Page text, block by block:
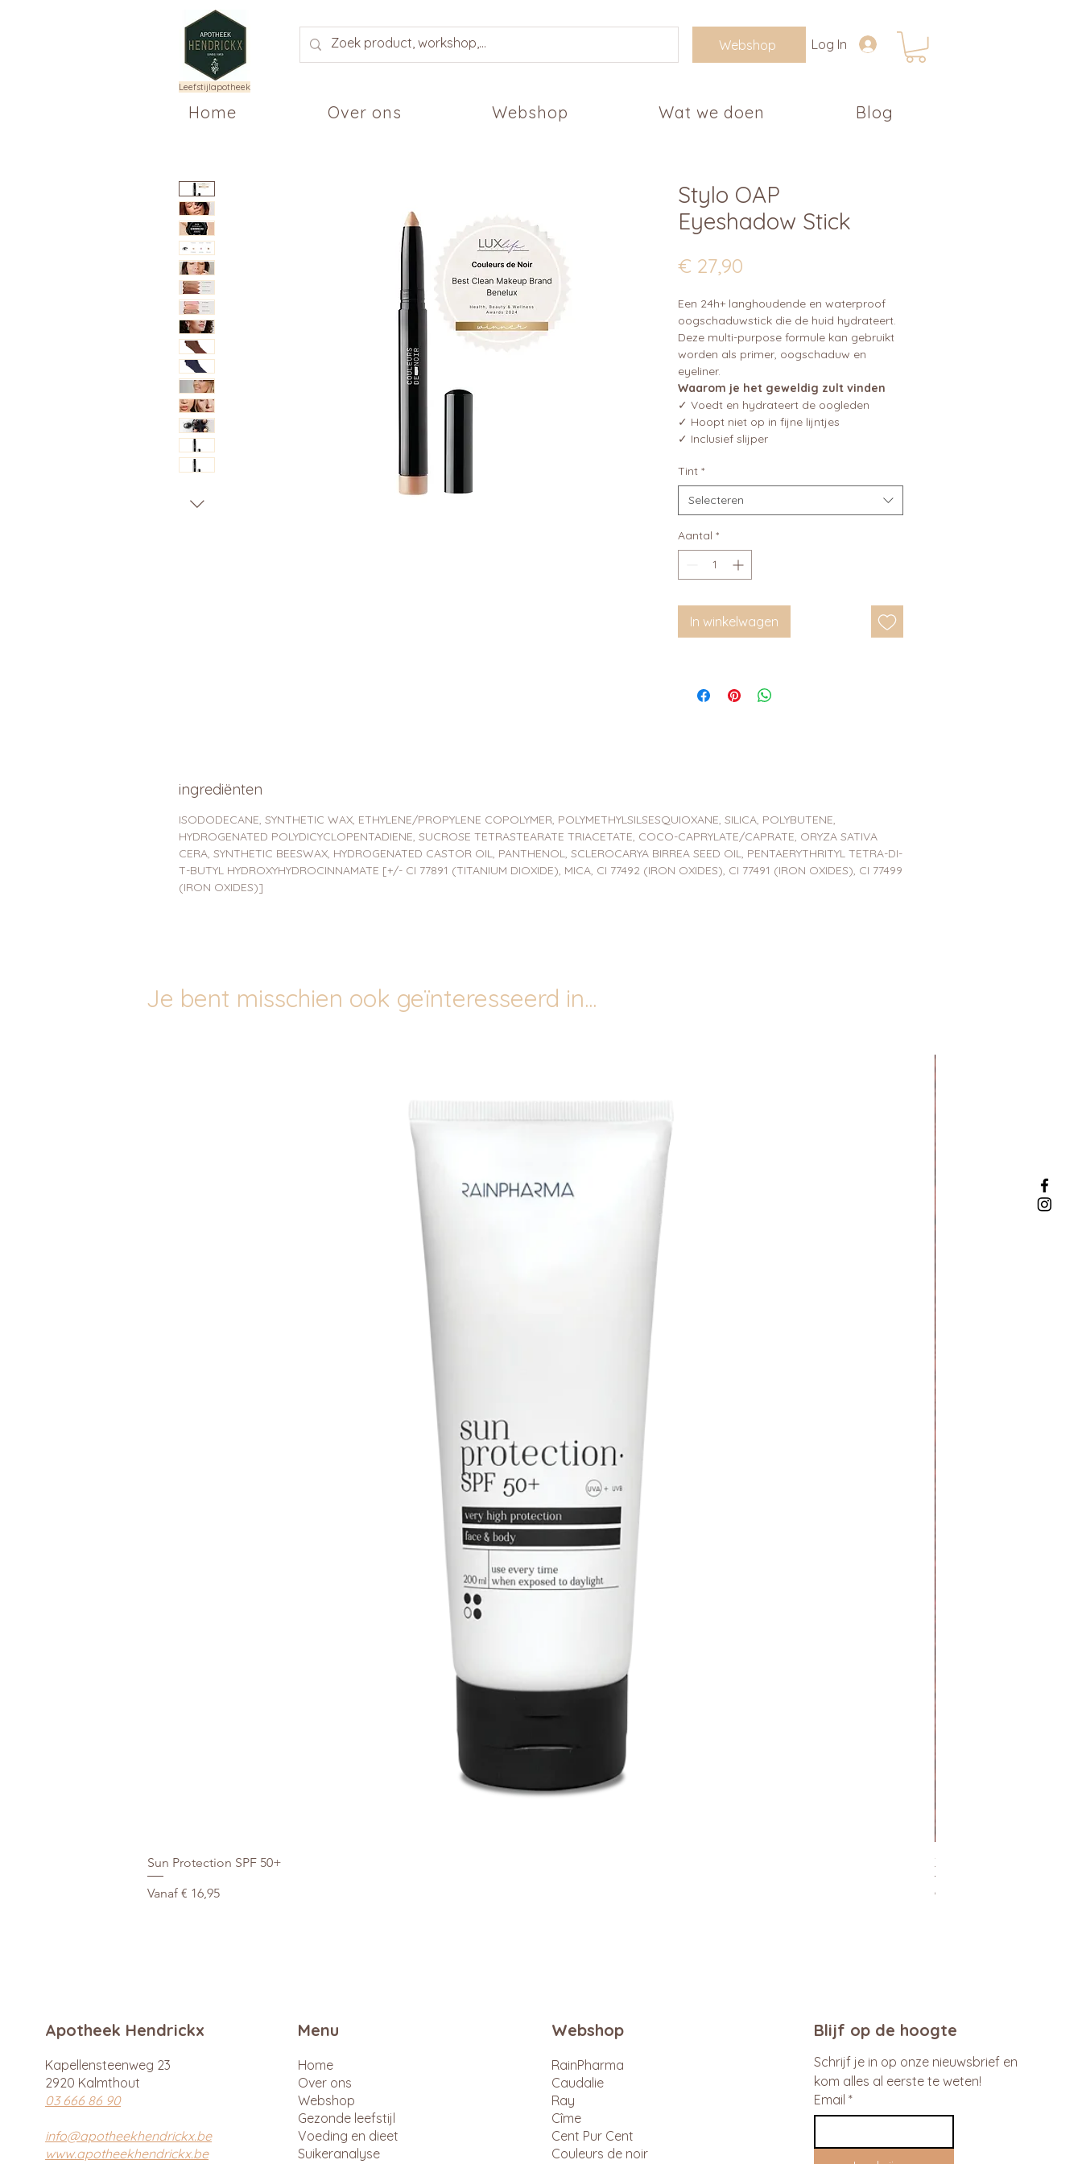
Webshop Log In
Home Over ons Webshop Wat we doen Blog
Leefstijlapotheek
Stylo OAP
Eyeshadow Stick
€ 27,90
Een 24h+ langhoudende en waterproof
oogschaduwstick die de huid hydrateert.
Deze multi-purpose formule kan gebruikt
worden als primer, oogschaduw en
eyeliner.
Waarom je het geweldig zult vinden
✓ Voedt en hydrateert de oogleden
✓ Hoopt niet op in fijne lijntjes
✓ Inclusief slijper
Tint *
Selecteren
Aantal *
In winkelwagen
ingrediënten
ISODODECANE, SYNTHETIC WAX, ETHYLENE/PROPYLENE COPOLYMER, POLYMETHYLSILSESQUIOXANE, SILICA, POLYBUTENE,
HYDROGENATED POLYDICYCLOPENTADIENE, SUCROSE TETRASTEARATE TRIACETATE, COCO-CAPRYLATE/CAPRATE, ORYZA SATIVA
CERA, SYNTHETIC BEESWAX, HYDROGENATED CASTOR OIL, PANTHENOL, SCLEROCARYA BIRREA SEED OIL, PENTAERYTHRITYL TETRA-DI-
T-BUTYL HYDROXYHYDROCINNAMATE [+/- CI 77891 (TITANIUM DIOXIDE), MICA, CI 77492 (IRON OXIDES), CI 77491 (IRON OXIDES), CI 77499
(IRON OXIDES)]
Je bent misschien ook geïnteresseerd in...
Sun Protection SPF 50+
Vanaf € 16,95
Verkoopprijs
Xtra Drink (hydro/ORS)
Normale prijs
€ 29,95
Apotheek Hendrickx
Kapellensteenweg 23
2920 Kalmthout
03 666 86 90
info@apotheekhendrickx.be
www.apotheekhendrickx.be
Menu
Home
Over ons
Webshop
Gezonde leefstijl
Voeding en dieet
Suikeranalyse
Webshop
RainPharma
Caudalie
Ray
Cîme
Cent Pur Cent
Couleurs de noir
Blijf op de hoogte
Schrijf je in op onze nieuwsbrief en
kom alles al eerste te weten!
Email *